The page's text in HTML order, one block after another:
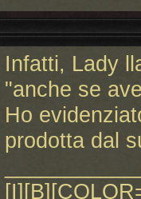
Infatti, Lady
"anche se
Ho
prodotta dal